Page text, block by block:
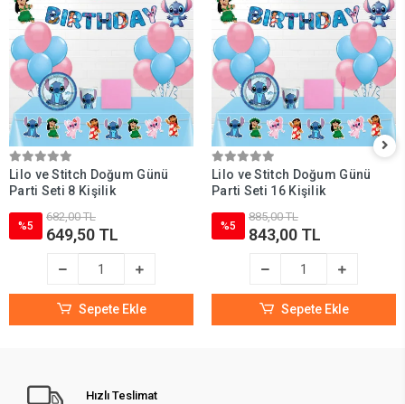
Lilo ve Stitch Doğum Günü
Parti Seti 8 Kişilik
%5
682,00 TL
649,50 TL
Sepete Ekle
Lilo ve Stitch Doğum Günü
Parti Seti 16 Kişilik
%5
885,00 TL
843,00 TL
Sepete Ekle
Hızlı Teslimat